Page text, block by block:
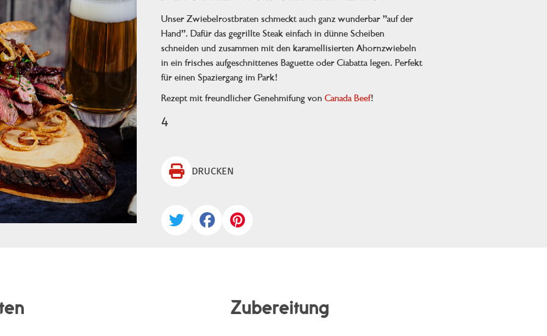
Unser Zwiebelrostbraten schmeckt auch ganz wunderbar "auf der
Hand". Dafür das gegrillte Steak einfach in dünne Scheiben
schneiden und zusammen mit den karamellisierten Ahornzwiebeln
in ein frisches aufgeschnittenes Baguette oder Ciabatta legen. Perfekt
für einen Spaziergang im Park!
Rezept mit freundlicher Genehmifung von Canada Beef!
4
 DRUCKEN
  
Zubereitung